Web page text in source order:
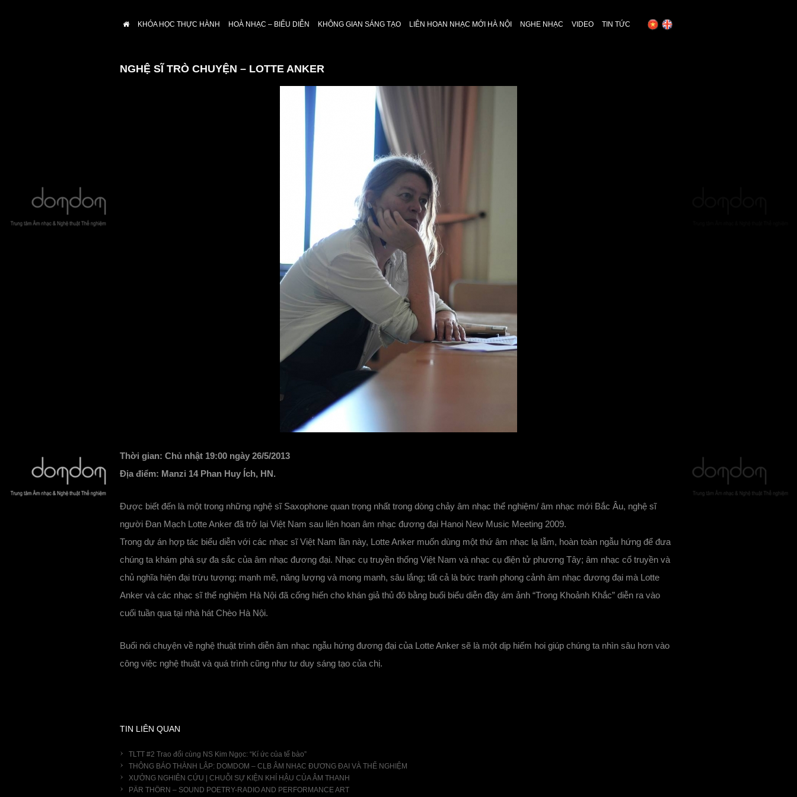
KHÓA HỌC THỰC HÀNH HOÀ NHẠC – BIỂU DIỄN KHÔNG GIAN SÁNG TẠO LIÊN HOAN NHẠC MỚI HÀ NỘI NGHE NHẠC VIDEO TIN TỨC
NGHỆ SĨ TRÒ CHUYỆN – LOTTE ANKER
Thời gian: Chủ nhật 19:00 ngày 26/5/2013
Địa điểm: Manzi 14 Phan Huy Ích, HN.
Được biết đến là một trong những nghệ sĩ Saxophone quan trọng nhất trong dòng chảy âm nhạc thể nghiệm/ âm nhạc mới Bắc Âu, nghệ sĩ
người Đan Mạch Lotte Anker đã trở lại Việt Nam sau liên hoan âm nhạc đương đại Hanoi New Music Meeting 2009.
Trong dự án hợp tác biểu diễn với các nhạc sĩ Việt Nam lần này, Lotte Anker muốn dùng một thứ âm nhạc lạ lẫm, hoàn toàn ngẫu hứng để đưa
chúng ta khám phá sự đa sắc của âm nhạc đương đại. Nhạc cụ truyền thống Việt Nam và nhạc cụ điện tử phương Tây; âm nhạc cổ truyền và
chủ nghĩa hiện đại trừu tượng; mạnh mẽ, năng lượng và mong manh, sâu lắng; tất cả là bức tranh phong cảnh âm nhạc đương đại mà Lotte
Anker và các nhạc sĩ thể nghiệm Hà Nội đã cống hiến cho khán giả thủ đô bằng buổi biểu diễn đầy ám ảnh “Trong Khoảnh Khắc” diễn ra vào
cuối tuần qua tại nhà hát Chèo Hà Nội.
Buổi nói chuyện về nghệ thuật trình diễn âm nhạc ngẫu hứng đương đại của Lotte Anker sẽ là một dịp hiếm hoi giúp chúng ta nhìn sâu hơn vào
công việc nghệ thuật và quá trình cũng như tư duy sáng tạo của chị.
TIN LIÊN QUAN
TLTT #2 Trao đổi cùng NS Kim Ngọc: “Kí ức của tế bào”
THÔNG BÁO THÀNH LẬP: DOMDOM – CLB ÂM NHẠC ĐƯƠNG ĐẠI VÀ THỂ NGHIỆM
XƯỞNG NGHIÊN CỨU | CHUỖI SỰ KIỆN KHÍ HẬU CỦA ÂM THANH
PÄR THÖRN – SOUND POETRY-RADIO AND PERFORMANCE ART